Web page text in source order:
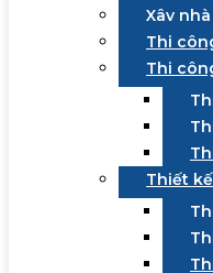
Xây
Thi
Thi
Thiết